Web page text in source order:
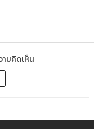
ามคิดเห็น